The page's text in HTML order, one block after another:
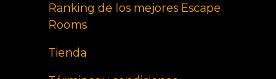
Ranking de los mejores Escape
Rooms
Tienda